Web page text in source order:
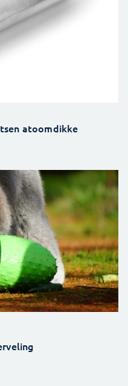
atoomdikke